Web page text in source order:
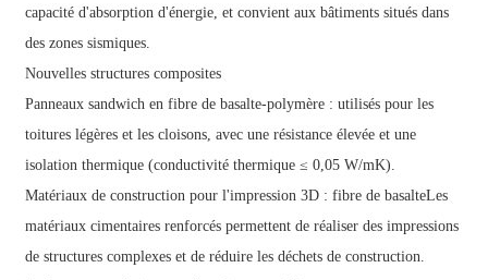
capacité d'absorption d'énergie, et convient aux bâtiments situés dans
des zones sismiques.
Nouvelles structures composites
Panneaux sandwich en fibre de basalte-polymère : utilisés pour les
toitures légères et les cloisons, avec une résistance élevée et une
isolation thermique (conductivité thermique ≤ 0,05 W/mK).
Matériaux de construction pour l'impression 3D : fibre de basalteLes
matériaux cimentaires renforcés permettent de réaliser des impressions
de structures complexes et de réduire les déchets de construction.